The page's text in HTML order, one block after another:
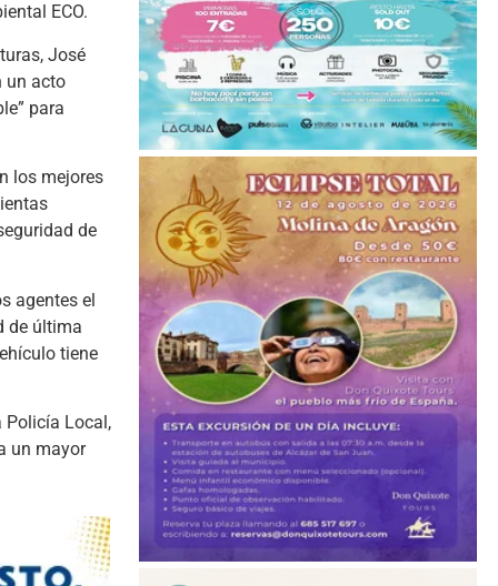
ECO.
José
un acto
para
los mejores
de
agentes el
de última
tiene
Policía Local,
un mayor